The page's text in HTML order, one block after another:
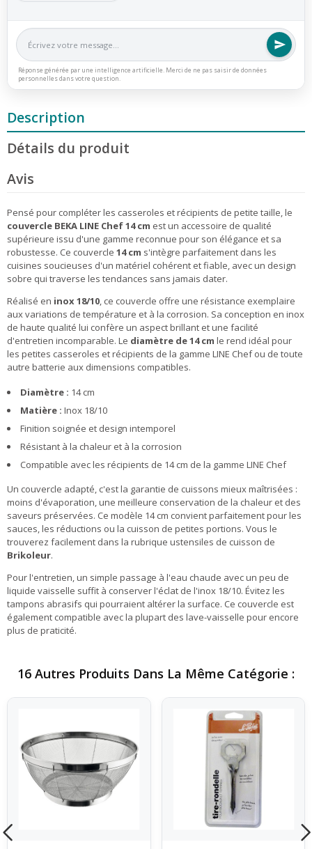
Réponse générée par une intelligence artificielle. Merci de ne pas saisir de données
personnelles dans votre question.
Description
Détails du produit
Avis
Pensé pour compléter les casseroles et récipients de petite taille, le
couvercle BEKA LINE Chef 14 cm est un accessoire de qualité
supérieure issu d'une gamme reconnue pour son élégance et sa
robustesse. Ce couvercle 14 cm s'intègre parfaitement dans les
cuisines soucieuses d'un matériel cohérent et fiable, avec un design
sobre qui traverse les tendances sans jamais dater.
Réalisé en inox 18/10, ce couvercle offre une résistance exemplaire
aux variations de température et à la corrosion. Sa conception en inox
de haute qualité lui confère un aspect brillant et une facilité
d'entretien incomparable. Le diamètre de 14 cm le rend idéal pour
les petites casseroles et récipients de la gamme LINE Chef ou de toute
autre batterie aux dimensions compatibles.
Diamètre : 14 cm
Matière : Inox 18/10
Finition soignée et design intemporel
Résistant à la chaleur et à la corrosion
Compatible avec les récipients de 14 cm de la gamme LINE Chef
Un couvercle adapté, c'est la garantie de cuissons mieux maîtrisées :
moins d'évaporation, une meilleure conservation de la chaleur et des
saveurs préservées. Ce modèle 14 cm convient parfaitement pour les
sauces, les réductions ou la cuisson de petites portions. Vous le
trouverez facilement dans la rubrique ustensiles de cuisson de
Brikoleur.
Pour l'entretien, un simple passage à l'eau chaude avec un peu de
liquide vaisselle suffit à conserver l'éclat de l'inox 18/10. Évitez les
tampons abrasifs qui pourraient altérer la surface. Ce couvercle est
également compatible avec la plupart des lave-vaisselle pour encore
plus de praticité.
16 Autres Produits Dans La Même Catégorie :